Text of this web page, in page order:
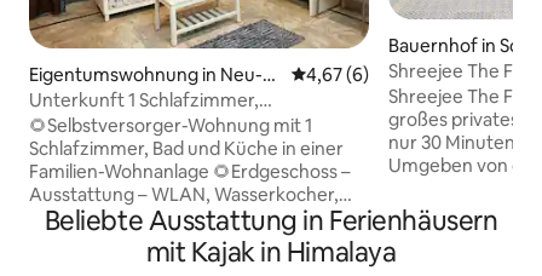
Eigentumswohnung in Neu-D
elhi
Durchschnittliche
4,67 (6)
Unterkunft 1 Schlafzimmer,
Wohnzimmer, Küche / Klimaanlage /
Waschmaschine / Küche / Gas /
Kühlschrank
🌻Selbstversorger-Wohnung mit 1
Schlafzimmer, Bad und Küche in einer
Familien-Wohnanlage 🌻Erdgeschoss –
Ausstattung – WLAN, Wasserkocher,
Waschmaschine, Kühlschrank,
Klimaanlage, Doppelbett, gut
ausgestattete Küche mit
Bauernhof in
Shreejee The
Pool DJ Boot 2
Shreejee The
großes privates
nur 30 Minuten
Umgeben von
Das Bauernhaus
miteinander
4 Badezimmer,
Beliebte Ausstattung in Ferienhäusern
mit Kajak in Himalaya